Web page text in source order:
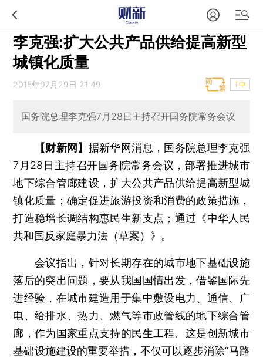
李克强:扩大公共产品供给提高新型
城镇化质量
2015年07月29日 21:49 T中
国务院总理李克强7月28日主持召开国务院常务会议
【财新网】 据新华网消息，国务院总理李克强
7月28日主持召开国务院常务会议，部署推进城市
地下综合管廊建设，扩大公共产品供给提高新型城
镇化质量；确定促进旅游投资和消费的政策措施，
打造稳增长调结构惠民生新支点；通过《中华人民
共和国反家庭暴力法（草案）》。
会议指出，针对长期存在的城市地下基础设施
落后的突出问题，要从我国国情出发，借鉴国际先
进经验，在城市建造用于集中敷设电力、通信、广
电、给排水、热力、燃气等市政管线的地下综合管
廊，作为国家重点支持的民生工程。这是创新城市
基础设施建设的重要举措，不仅可以逐步消除“马路